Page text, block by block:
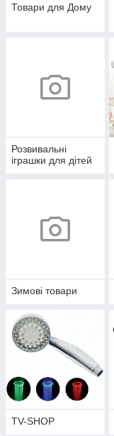
Товари для Дому
Розвивальні
іграшки для дітей
Зимові товари
TV-SHOP